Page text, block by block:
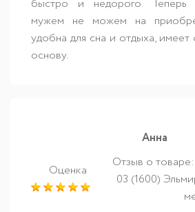
быстро и недорого. Теперь
мужем не можем на
удобна для сна и отдыха,
основу.
Анна
Оценка
Отзыв о товаре:
03 (1600)